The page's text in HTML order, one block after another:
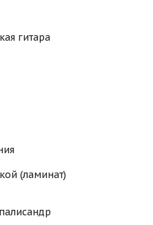
гитара
(ламинат)
палисандр